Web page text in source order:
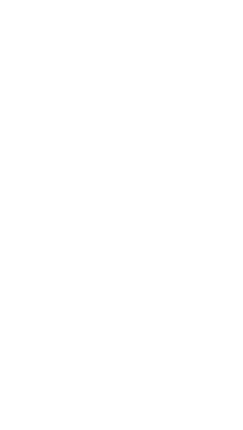
敏牵线搭桥，为她安排相亲。原来